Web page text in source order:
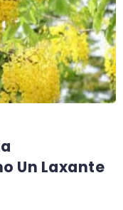
Un Laxante